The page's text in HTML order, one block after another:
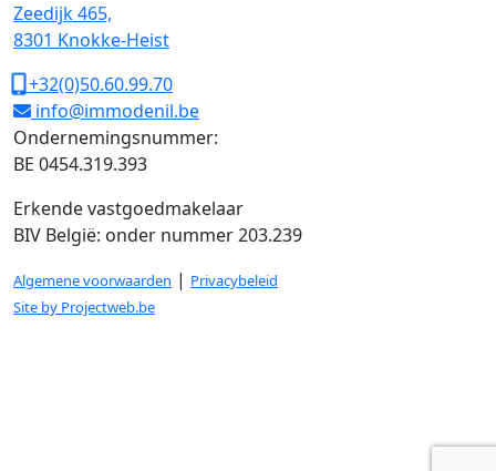
Zeedijk 465,
8301 Knokke-Heist
+32(0)50.60.99.70
info@immodenil.be
Ondernemingsnummer:
BE 0454.319.393
Erkende vastgoedmakelaar
BIV België: onder nummer 203.239
Algemene voorwaarden | Privacybeleid
Site by Projectweb.be